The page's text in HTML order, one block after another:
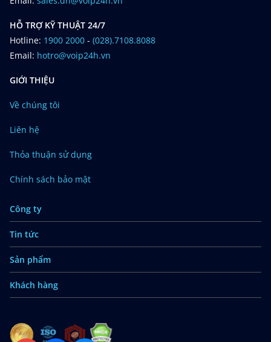
HỖ TRỢ KỸ THUẬT 24/7
Hotline: 1900 2000 - (028).7108.8088
Email: hotro@voip24h.vn
GIỚI THIỆU
Về chúng tôi
Liên hệ
Thỏa thuận sử dụng
Chính sách bảo mật
Công ty
Tin tức
Sản phẩm
Khách hàng